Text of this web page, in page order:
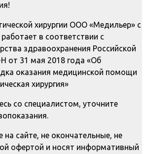
хирургии ООО «Медильер» с
в соответствии с
здравоохранения Российской
от 31 мая 2018 года «Об
оказания медицинской помощи
хирургия»
со специалистом, уточните
сайте, не окончательные, не
офертой и носят информативный